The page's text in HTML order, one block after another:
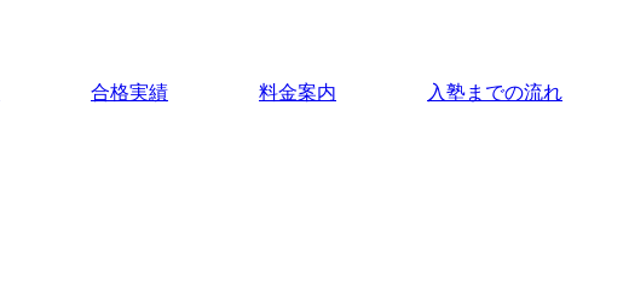
合格実績 料金案内 入塾までの流れ